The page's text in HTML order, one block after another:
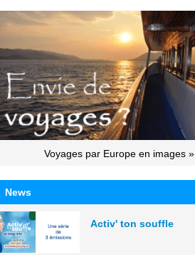
Voyages par Europe en images »
News
Activ' ton souffle